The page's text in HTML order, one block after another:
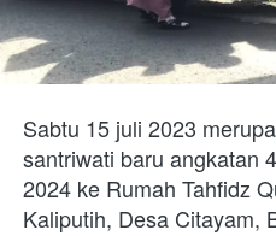
Sabtu 15 juli 2023
santriwati baru angkatan
2024 ke Rumah Tahfidz
Kaliputih, Desa Citayam,